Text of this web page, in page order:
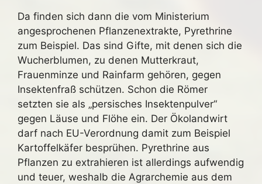
Da finden sich dann die vom Ministerium
angesprochenen Pflanzenextrakte, Pyrethrine
zum Beispiel. Das sind Gifte, mit denen sich die
Wucherblumen, zu denen Mutterkraut,
Frauenminze und Rainfarm gehören, gegen
Insektenfraß schützen. Schon die Römer
setzten sie als „persisches Insektenpulver“
gegen Läuse und Flöhe ein. Der Ökolandwirt
darf nach EU-Verordnung damit zum Beispiel
Kartoffelkäfer besprühen. Pyrethrine aus
Pflanzen zu extrahieren ist allerdings aufwendig
und teuer, weshalb die Agrarchemie aus dem